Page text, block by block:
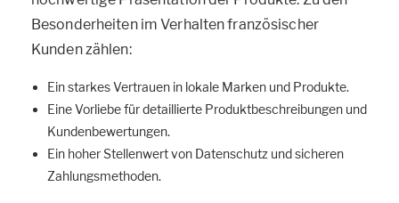
Besonderheiten im Verhalten französischer
Kunden zählen:
Ein starkes Vertrauen in lokale Marken und Produkte.
Eine Vorliebe für detaillierte Produktbeschreibungen und
Kundenbewertungen.
Ein hoher Stellenwert von Datenschutz und sicheren
Zahlungsmethoden.